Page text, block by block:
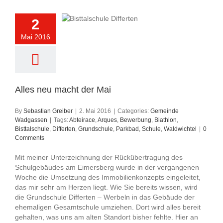
2
Mai 2016
Alles neu macht der Mai
By Sebastian Greiber 2. Mai 2016 Categories: Gemeinde
Wadgassen
Tags:Abteirace,Arques, Bewerbung, Biathlon,
Bisttalschule, Differten, Grundschule, Parkbad , Schule, Waldwichtel
0
Comments
Mit meiner Unterzeichnung der Rückübertragung des
Schulgebäudes am Eimersberg wurde in der vergangenen
Woche die Umsetzung des Immobilienkonzepts eingeleitet,
das mir sehr am Herzen liegt. Wie Sie bereits wissen, wird
die Grundschule Differten – Werbeln in das Gebäude der
ehemaligen Gesamtschule umziehen. Dort wird alles bereit
gehalten, was uns am alten Standort bisher fehlte. Hier an